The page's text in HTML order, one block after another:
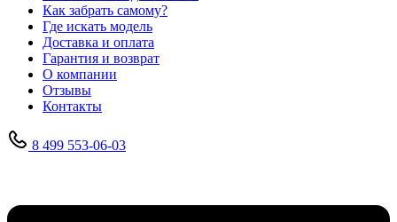
Как забрать самому?
Где искать модель
Доставка и оплата
Гарантия и возврат
О компании
Отзывы
Контакты
8 499 553-06-03